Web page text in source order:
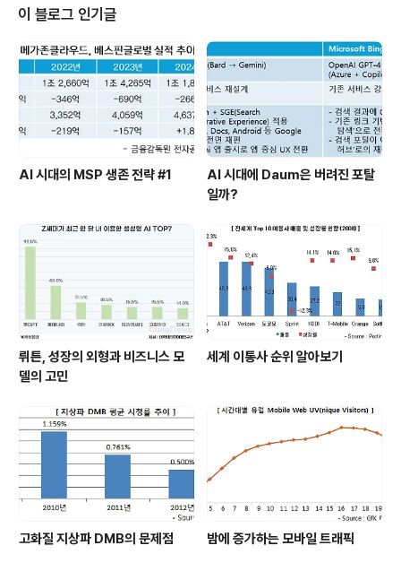
잘 소비하느냐가 계속된 화두였다. 최근에 급성장한 큐레
이션 서비스에 대해서는 다양한 해석과 관점이 가능하다.
이 자리에서는 정보의 관점에서 큐레이션 서비스를 살펴보
도록 하겠다.과거에는 정보를 모으는 능력이 중요했다. PC
통신의 IP, 웹시대의 CP 들을 통해 정보를 집적(Aggrega
tion)하..
이 블로그 인기글
AI 시대의 MSP 생존 전략 #1
AI 시대에 Daum은 버려진 포탈
일까?
뤼튼, 성장의 외형과 비즈니스 모
델의 고민
세계 이통사 순위 알아보기
고화질 지상파 DMB의 문제점 밤에 증가하는 모바일 트래픽